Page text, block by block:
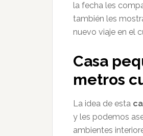
la fecha les
también les
nuevo viaje en el
Casa
metros
La idea de esta
y les podemos
ambientes